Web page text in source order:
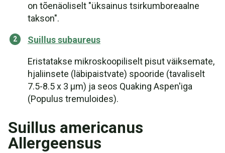
on tõenäoliselt "üksainus tsirkumboreaalne
takson".
Suillus subaureus
Eristatakse mikroskoopiliselt pisut väiksemate,
hjaliinsete (läbipaistvate) spooride (tavaliselt
7.5-8.5 x 3 µm) ja seos Quaking Aspen'iga
(Populus tremuloides).
Suillus americanus
Allergeensus